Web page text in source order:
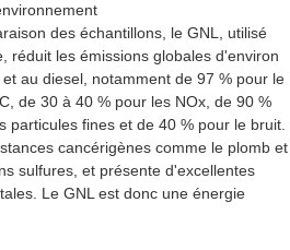
des échantillons, le GNL, utilisé
réduit les émissions globales d'environ
au diesel, notamment de 97 % pour le
de 30 à 40 % pour les NOx, de 90 %
particules fines et de 40 % pour le bruit.
cancérigènes comme le plomb et
sulfures, et présente d'excellentes
Le GNL est donc une énergie